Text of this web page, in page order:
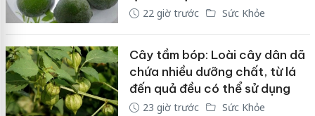
22 giờ trước Sức Khỏe
Cây tầm bóp: Loài cây dân dã
chứa nhiều dưỡng chất, từ lá
đến quả đều có thể sử dụng
23 giờ trước Sức Khỏe